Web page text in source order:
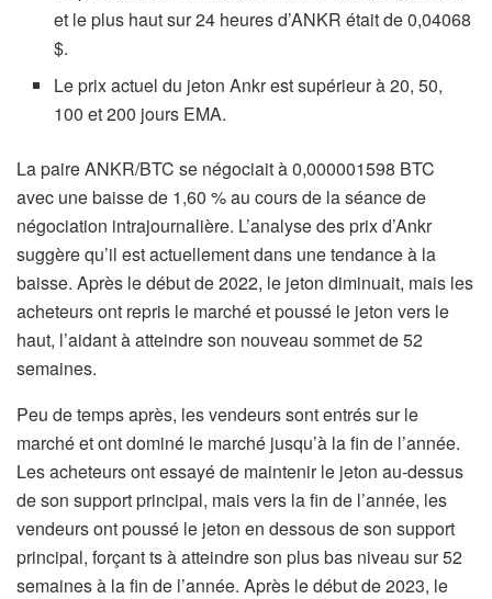
et le plus haut sur 24 heures d’ANKR était de 0,04068
$.
Le prix actuel du jeton Ankr est supérieur à 20, 50,
100 et 200 jours EMA.
La paire ANKR/BTC se négociait à 0,000001598 BTC
avec une baisse de 1,60 % au cours de la séance de
négociation intrajournalière. L’analyse des prix d’Ankr
suggère qu’il est actuellement dans une tendance à la
baisse. Après le début de 2022, le jeton diminuait, mais les
acheteurs ont repris le marché et poussé le jeton vers le
haut, l’aidant à atteindre son nouveau sommet de 52
semaines.
Peu de temps après, les vendeurs sont entrés sur le
marché et ont dominé le marché jusqu’à la fin de l’année.
Les acheteurs ont essayé de maintenir le jeton au-dessus
de son support principal, mais vers la fin de l’année, les
vendeurs ont poussé le jeton en dessous de son support
principal, forçant ts à atteindre son plus bas niveau sur 52
semaines à la fin de l’année. Après le début de 2023, le